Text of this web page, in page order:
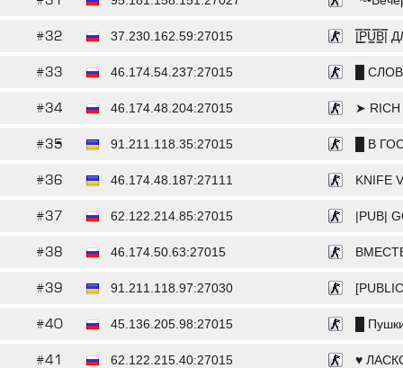
#32 37.230.162.59:27015 |͇̿P͇̿U͇̿B͇̿|
#33 46.174.54.237:27015 █
#34 46.174.48.204:27015 ➤ RICH
#35 91.211.118.35:27015 █ В
#36 46.174.48.187:27111 KNIFE
#37 62.122.214.85:27015 |PUB|
#38 46.174.50.63:27015
#39 91.211.118.97:27030
#40 45.136.205.98:27015 █
#41 62.122.215.40:27015 ♥